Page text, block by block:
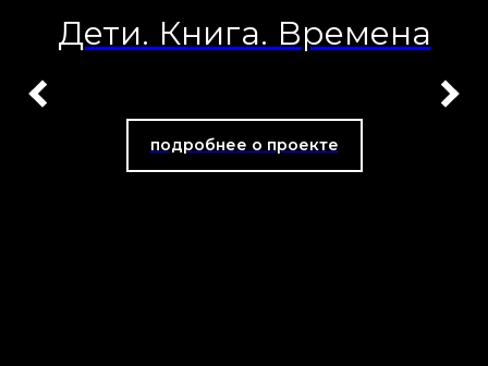
«Библиобус»
подробнее о проекте